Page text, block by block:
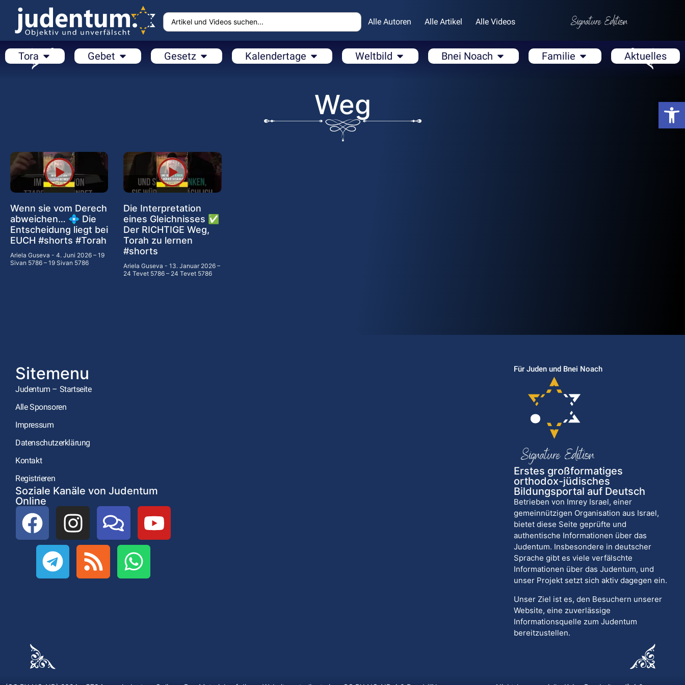
Alle Autoren Alle Artikel Alle Videos
Tora Gebet Gesetz Kalendertage Weltbild Bnei Noach Familie Aktuelles
Weg
Wenn sie vom Derech
abweichen… 💠 Die
Entscheidung liegt bei
EUCH #shorts #Torah
Ariela Guseva
4. Juni 2026 – 19
Sivan 5786 – 19 Sivan 5786
Die Interpretation
eines Gleichnisses ✅
Der RICHTIGE Weg,
Torah zu lernen
#shorts
Ariela Guseva 13. Januar 2026 –
24 Tevet 5786 – 24 Tevet 5786
Sitemenu
Judentum – Startseite
Alle Sponsoren
Impressum
Datenschutzerklärung
Kontakt
Registrieren
Soziale Kanäle von Judentum
Online
Für Juden und Bnei Noach
Erstes großformatiges
orthodox-jüdisches
Bildungsportal auf Deutsch
Betrieben von Imrey Israel, einer
gemeinnützigen Organisation aus Israel,
bietet diese Seite geprüfte und
authentische Informationen über das
Judentum. Insbesondere in deutscher
Sprache gibt es viele verfälschte
Informationen über das Judentum, und
unser Projekt setzt sich aktiv dagegen ein.
Unser Ziel ist es, den Besuchern unserer
Website, eine zuverlässige
Informationsquelle zum Judentum
bereitzustellen.